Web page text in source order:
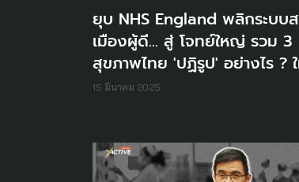
ยุบ NHS England พลิกระบบ
เมืองผู้ดี... สู่ โจทย์ใหญ่ รวม
สุขภาพไทย 'ปฏิรูป' อย่างไร ?
15 มีนาคม 2025